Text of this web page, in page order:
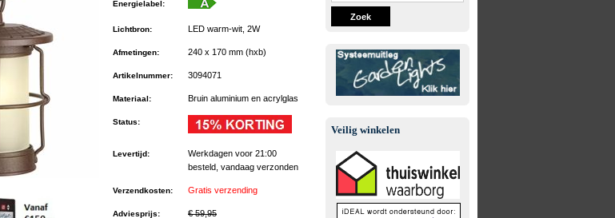
Energielabel:
Lichtbron: LED warm-wit, 2W
Afmetingen: 240 x 170 mm (hxb)
Artikelnummer: 3094071
Materiaal: Bruin aluminium en acrylglas
Status:
Levertijd:
Werkdagen voor 21:00
besteld, vandaag verzonden
Verzendkosten: Gratis verzending
Adviesprijs: € 59,95
Zoek
Veilig winkelen